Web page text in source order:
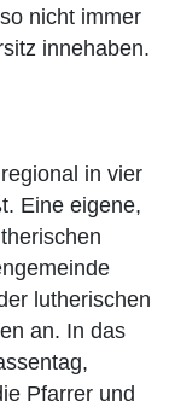
nicht immer
innehaben.
in vier
Eine eigene,
lutherischen
an. In das
Pfarrer und